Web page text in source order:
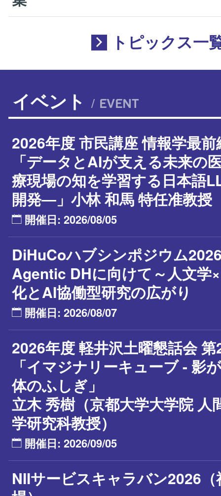
トピックス一
イベント / EVENT
2026年度 市民講座 情報学最
「データとAIが支える未来の
療現場の知を学習する日本語
開発―」小林 和馬 特任准教授
開催日: 2026/08/05
DiHuCoハブシンポジウム
Agentic DHに向けて～人文学
化とAI協働型研究の広がり
開催日: 2026/08/07
2026年度 軽井沢土曜懇話会 第
「イマジナリーキューブ - 影
体のふしぎ」
立木 秀樹（京都大学大学院 人
学研究科教授）
開催日: 2026/09/05
NIIサービスキャラバン2026（